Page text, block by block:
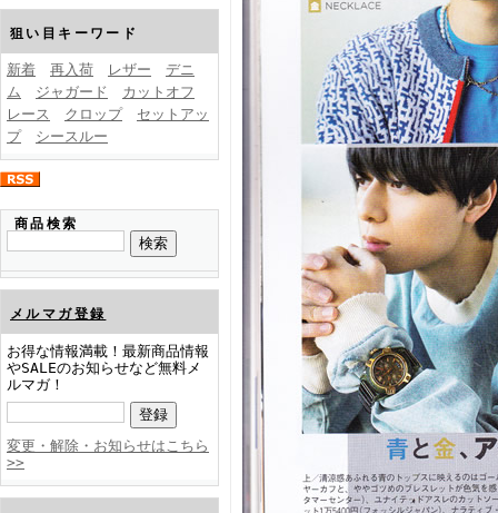
FINEBOYS2024年12月号
FINEBOYS2024年11月号
狙い目キーワード
新着 再入荷 レザー
デニ
ム
ジャガード
カットオフ
レース
クロップ
セットアッ
プ
シースルー
商品検索
メルマガ登録
お得な情報満載！最新商品情報
やSALEのお知らせなど無料メ
ルマガ！
変更・解除・お知らせはこちら
>>